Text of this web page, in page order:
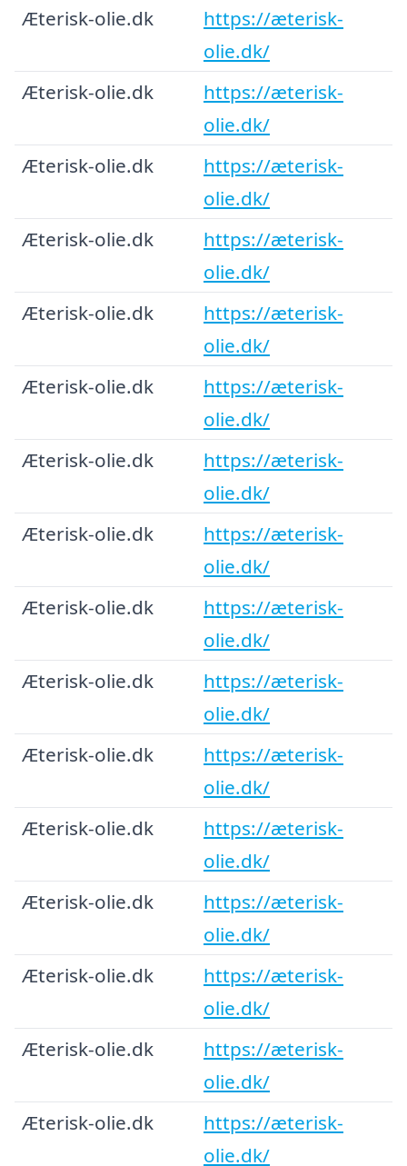
Æterisk-olie.dk
https://æterisk-
olie.dk/
Æterisk-olie.dk
https://æterisk-
olie.dk/
Æterisk-olie.dk
https://æterisk-
olie.dk/
Æterisk-olie.dk
https://æterisk-
olie.dk/
Æterisk-olie.dk
https://æterisk-
olie.dk/
Æterisk-olie.dk
https://æterisk-
olie.dk/
Æterisk-olie.dk
https://æterisk-
olie.dk/
Æterisk-olie.dk
https://æterisk-
olie.dk/
Æterisk-olie.dk
https://æterisk-
olie.dk/
Æterisk-olie.dk
https://æterisk-
olie.dk/
Æterisk-olie.dk
https://æterisk-
olie.dk/
Æterisk-olie.dk
https://æterisk-
olie.dk/
Æterisk-olie.dk
https://æterisk-
olie.dk/
Æterisk-olie.dk
https://æterisk-
olie.dk/
Æterisk-olie.dk
https://æterisk-
olie.dk/
Æterisk-olie.dk
https://æterisk-
olie.dk/